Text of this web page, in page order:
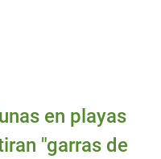
en playas
"garras de